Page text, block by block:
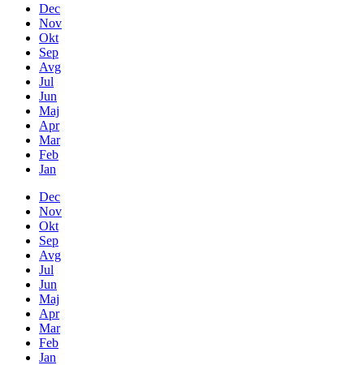
Dec
Nov
Okt
Sep
Avg
Jul
Jun
Maj
Apr
Mar
Feb
Jan
Dec
Nov
Okt
Sep
Avg
Jul
Jun
Maj
Apr
Mar
Feb
Jan